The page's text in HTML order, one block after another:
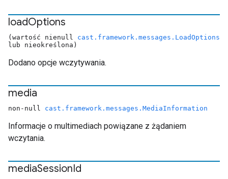
loadOptions
(wartość nienull cast.framework.messages.LoadOptions
lub nieokreślona)
Dodano opcje wczytywania.
media
non-null cast.framework.messages.MediaInformation
Informacje o multimediach powiązane z żądaniem
wczytania.
mediaSessionId